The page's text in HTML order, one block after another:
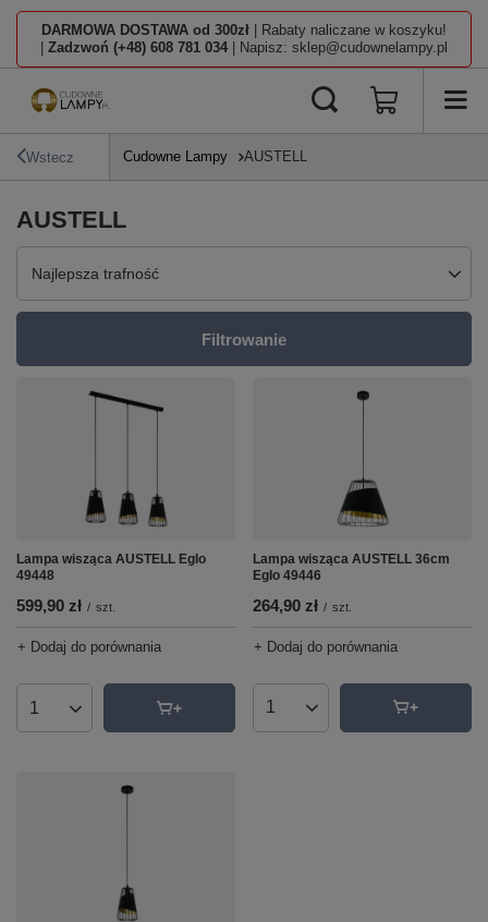
DARMOWA DOSTAWA od 300zł | Rabaty naliczane w koszyku!
Zadzwoń (+48) 608 781 034 | Napisz: sklep@cudownelampy.pl
Wstecz Cudowne Lampy AUSTELL
AUSTELL
Zmień sortowanie
Najlepsza trafność
Filtrowanie
Lampa wisząca AUSTELL Eglo
49448
599,90 zł / szt.
+ Dodaj do porównania
Ilość produktów
Lampa wisząca AUSTELL 36cm
Eglo 49446
264,90 zł / szt.
+ Dodaj do porównania
Ilość produktów